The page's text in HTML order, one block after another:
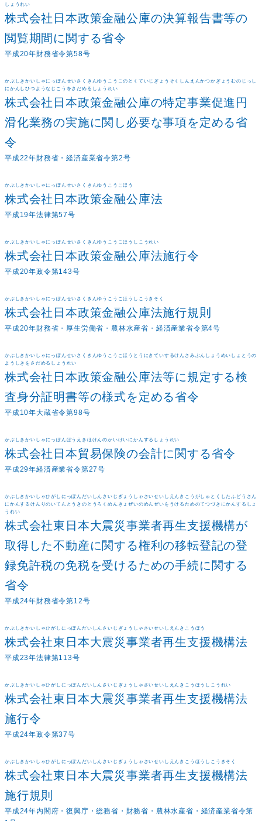
しょうれい
株式会社日本政策金融公庫の決算報告書等の
閲覧期間に関する省令
平成20年財務省令第58号
かぶしきかいしゃにっぽんせいさくきんゆうこうこのとくていじぎょうそくしんえんかつかぎょうむのじっし
にかんしひつようなじこうをさだめるしょうれい
株式会社日本政策金融公庫の特定事業促進円
滑化業務の実施に関し必要な事項を定める省
令
平成22年財務省・経済産業省令第2号
かぶしきかいしゃにっぽんせいさくきんゆうこうこほう
株式会社日本政策金融公庫法
平成19年法律第57号
かぶしきかいしゃにっぽんせいさくきんゆうこうこほうしこうれい
株式会社日本政策金融公庫法施行令
平成20年政令第143号
かぶしきかいしゃにっぽんせいさくきんゆうこうこほうしこうきそく
株式会社日本政策金融公庫法施行規則
平成20年財務省・厚生労働省・農林水産省・経済産業省令第4号
かぶしきかいしゃにっぽんせいさくきんゆうこうこほうとうにきていするけんさみぶんしょうめいしょとうの
ようしきをさだめるしょうれい
株式会社日本政策金融公庫法等に規定する検
査身分証明書等の様式を定める省令
平成10年大蔵省令第98号
かぶしきかいしゃにっぽんぼうえきほけんのかいけいにかんするしょうれい
株式会社日本貿易保険の会計に関する省令
平成29年経済産業省令第27号
かぶしきかいしゃひがしにっぽんだいしんさいじぎょうしゃさいせいしえんきこうがしゅとくしたふどうさん
にかんするけんりのいてんとうきのとうろくめんきょぜいのめんぜいをうけるためのてつづきにかんするしょ
うれい
株式会社東日本大震災事業者再生支援機構が
取得した不動産に関する権利の移転登記の登
録免許税の免税を受けるための手続に関する
省令
平成24年財務省令第12号
かぶしきかいしゃひがしにっぽんだいしんさいじぎょうしゃさいせいしえんきこうほう
株式会社東日本大震災事業者再生支援機構法
平成23年法律第113号
かぶしきかいしゃひがしにっぽんだいしんさいじぎょうしゃさいせいしえんきこうほうしこうれい
株式会社東日本大震災事業者再生支援機構法
施行令
平成24年政令第37号
かぶしきかいしゃひがしにっぽんだいしんさいじぎょうしゃさいせいしえんきこうほうしこうきそく
株式会社東日本大震災事業者再生支援機構法
施行規則
平成24年内閣府・復興庁・総務省・財務省・農林水産省・経済産業省令第